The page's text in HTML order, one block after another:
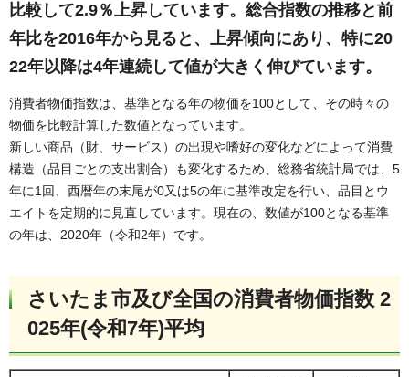
比較して2.9％上昇しています。総合指数の推移と前
年比を2016年から見ると、上昇傾向にあり、特に20
22年以降は4年連続して値が大きく伸びています。
消費者物価指数は、基準となる年の物価を100として、その時々の
物価を比較計算した数値となっています。
新しい商品（財、サービス）の出現や嗜好の変化などによって消費
構造（品目ごとの支出割合）も変化するため、総務省統計局では、5
年に1回、西暦年の末尾が0又は5の年に基準改定を行い、品目とウ
エイトを定期的に見直しています。現在の、数値が100となる基準
の年は、2020年（令和2年）です。
さいたま市及び全国の消費者物価指数 2
025年(令和7年)平均